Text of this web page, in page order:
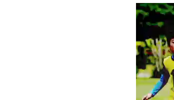
動
画
レー
ヤー